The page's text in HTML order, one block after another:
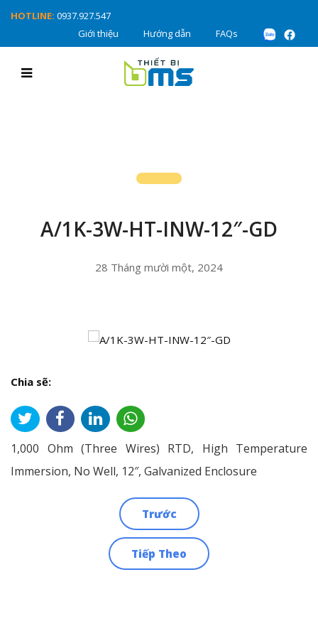
HOTLINE: 0937.927.547
Giới thiệu
Hướng dẫn FAQs
A/1K-3W-HT-INW-12″-GD
28 Tháng mười một, 2024
Chia sẽ:
1,000 Ohm (Three Wires) RTD, High Temperature
Immersion, No Well, 12″, Galvanized Enclosure
Trước
Tiếp Theo